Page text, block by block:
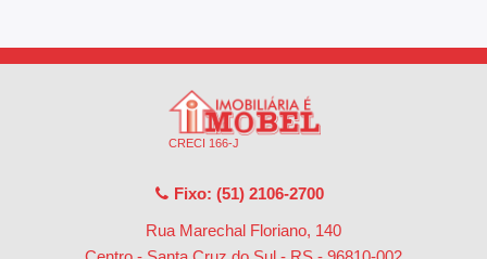
CRECI 166-J
Fixo: (51) 2106-2700
Rua Marechal Floriano, 140